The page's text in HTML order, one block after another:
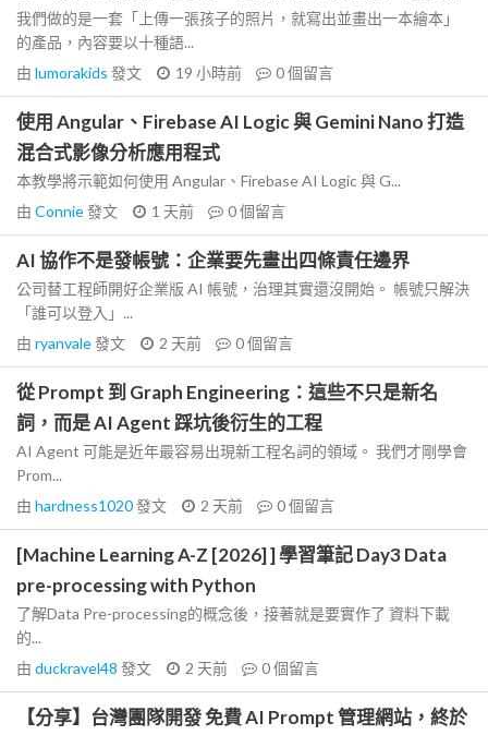
我們做的是一套「上傳一張孩子的照片，就寫出並畫出一本繪本」
的產品，內容要以十種語...
由 lumorakids 發文 19 小時前 0個留言
使用 Angular、Firebase AI Logic 與 Gemini Nano 打造
混合式影像分析應用程式
本教學將示範如何使用 Angular、Firebase AI Logic 與 G...
由 Connie發文 1 天前 0個留言
AI 協作不是發帳號：企業要先畫出四條責任邊界
公司替工程師開好企業版 AI 帳號，治理其實還沒開始。 帳號只解決
「誰可以登入」...
由 ryanvale發文 2 天前 0個留言
從 Prompt 到 Graph Engineering：這些不只是新名
詞，而是 AI Agent 踩坑後衍生的工程
AI Agent 可能是近年最容易出現新工程名詞的領域。 我們才剛學會
Prom...
由 hardness1020發文 2 天前 0個留言
[Machine Learning A-Z [2026] ] 學習筆記 Day3 Data
pre-processing with Python
了解Data Pre-processing的概念後，接著就是要實作了 資料下載
的...
由 duckravel48 發文 2 天前 0個留言
【分享】台灣團隊開發 免費 AI Prompt 管理網站，終於